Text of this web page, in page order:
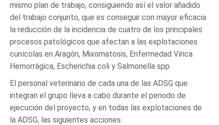
mismo plan de trabajo, consiguiendo así el valor añadido
del trabajo conjunto, que es conseguir con mayor eficacia
la reducción de la incidencia de cuatro de los principales
procesos patológicos que afectan a las explotaciones
cunícolas en Aragón, Mixomatosis, Enfermedad Vírica
Hemorrágica, Escherichia coli y Salmonella spp.
El personal veterinario de cada una de las ADSG que
integran el grupo lleva a cabo durante el periodo de
ejecución del proyecto, y en todas las explotaciones de
la ADSG, las siguientes acciones: